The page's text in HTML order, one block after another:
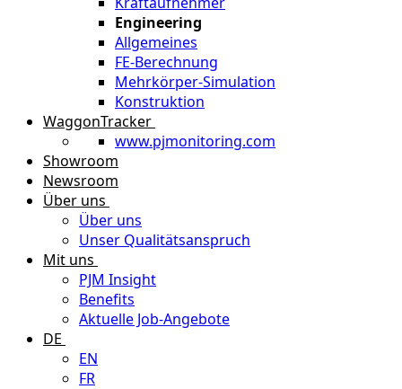
Engineering
Allgemeines
FE-Berechnung
Mehrkörper-Simulation
Konstruktion
WaggonTracker
www.pjmonitoring.com
Showroom
Newsroom
Über uns
Über uns
Unser Qualitätsanspruch
Mit uns
PJM Insight
Benefits
Aktuelle Job-Angebote
DE
EN
FR